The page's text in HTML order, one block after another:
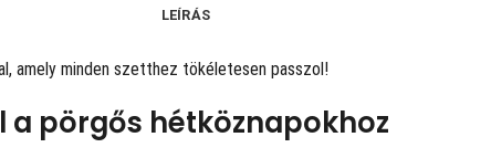
LEÍRÁS
amely minden szetthez tökéletesen passzol!
pörgős hétköznapokhoz